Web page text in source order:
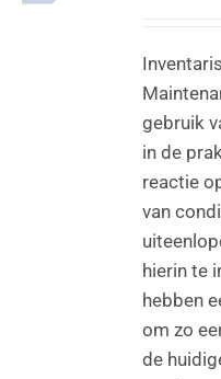
gebruik
in de
reactie
van
hierin te
hebben
om zo
de